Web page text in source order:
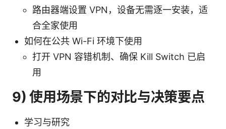
路由器端设置 VPN，设备无需逐一安装，适
合全家使用
如何在公共 Wi-Fi 环境下使用
打开 VPN 容错机制、确保 Kill Switch 已启
用
9) 使用场景下的对比与决策要点
学习与研究